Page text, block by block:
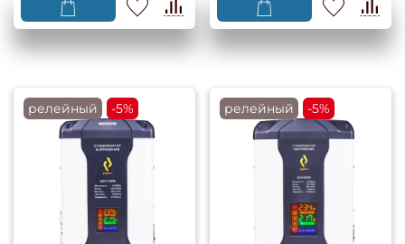
релейный -5% релейный -5%